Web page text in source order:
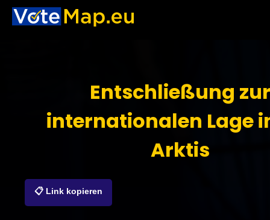
Entschließung zur
internationalen Lage
Arktis
📋 Link kopieren